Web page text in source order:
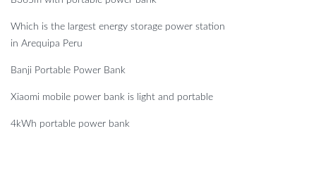
Which is the largest energy storage power station
in Arequipa Peru
Banji Portable Power Bank
Xiaomi mobile power bank is light and portable
4kWh portable power bank